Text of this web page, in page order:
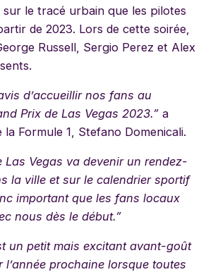
sur le tracé urbain que les pilotes
de 2023. Lors de cette soirée,
Russell, Sergio Perez et Alex
d’accueillir nos fans au
Prix de Las Vegas 2023.” a
la Formule 1, Stefano Domenicali.
Las Vegas va devenir un rendez-
la ville et sur le calendrier sportif
important que les fans locaux
nous dès le début.”
un petit mais excitant avant-goût
l’année prochaine lorsque toutes